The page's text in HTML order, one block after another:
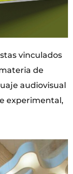
vinculados
de
audiovisual
experimental,